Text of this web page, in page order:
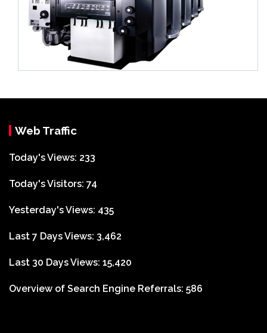
Web Traffic
Today's Views: 233
Today's Visitors: 74
Yesterday's Views: 435
Last 7 Days Views: 3,462
Last 30 Days Views: 15,420
Overview of Search Engine Referrals: 586